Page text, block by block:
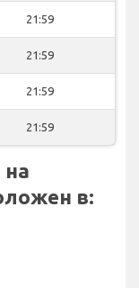
21:59
21:59
21:59
21:59
на
в: